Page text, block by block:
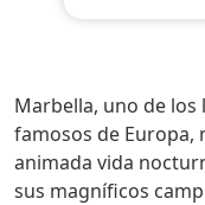
Marbella, uno de los lugares de vacaciones más
famosos de Europa,
animada vida
sus magníficos